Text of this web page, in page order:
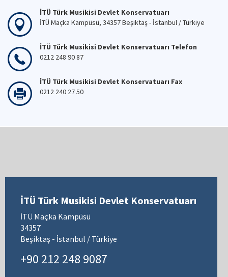
İTÜ Türk Musikisi Devlet Konservatuarı
İTÜ Maçka Kampüsü, 34357 Beşiktaş - İstanbul / Türkiye
İTÜ Türk Musikisi Devlet Konservatuarı Telefon
0212 248 90 87
İTÜ Türk Musikisi Devlet Konservatuarı Fax
0212 240 27 50
İTÜ Türk Musikisi Devlet Konservatuarı
İTÜ Maçka Kampüsü
34357
Beşiktaş - İstanbul / Türkiye
+90 212 248 9087